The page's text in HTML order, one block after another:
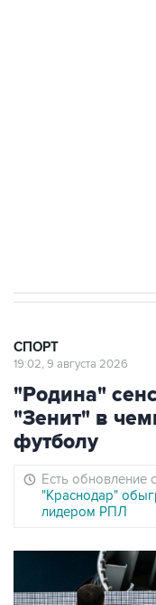
СПОРТ
19:02, 9 августа 2026
"Родина"
"Зенит" в
футболу
Есть обновление
"Краснодар"
лидером РПЛ